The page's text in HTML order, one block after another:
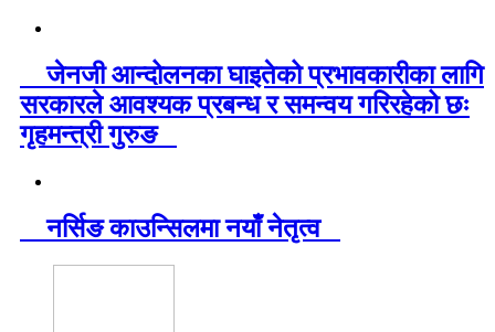
जेनजी आन्दोलनका घाइतेको प्रभावकारीका लागि
सरकारले आवश्यक प्रबन्ध र समन्वय गरिरहेको छः
गृहमन्त्री गुरुङ
नर्सिङ काउन्सिलमा नयाँ नेतृत्व